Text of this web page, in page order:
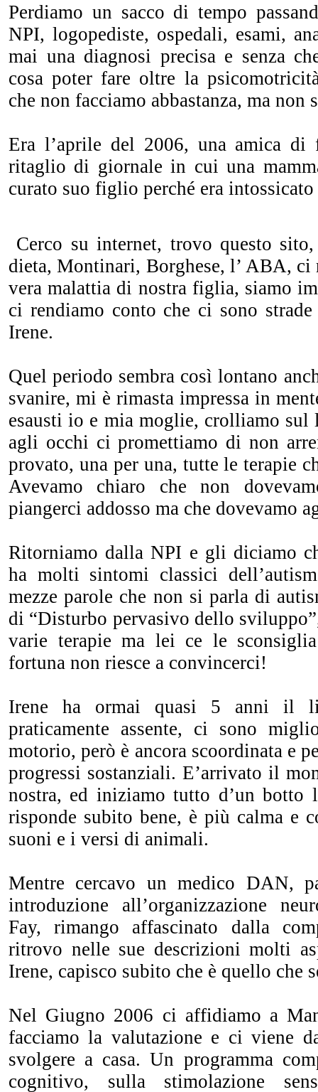
Perdiamo un sacco di tempo
NPI, logopediste, ospedali, esami,
mai una diagnosi precisa e senza
cosa poter fare oltre la
che non facciamo abbastanza, ma non
Era l’aprile del 2006, una amica
ritaglio di giornale in cui una
curato suo figlio perché era
Cerco su internet, trovo questo
dieta, Montinari, Borghese, l’ ABA, ci
vera malattia di nostra figlia, siamo
ci rendiamo conto che ci sono
Irene.
Quel periodo sembra così lontano
svanire, mi è rimasta impressa in
esausti io e mia moglie, crolliamo sul
agli occhi ci promettiamo di non
provato, una per una, tutte le terapie
Avevamo chiaro che non
piangerci addosso ma che dovevamo
Ritorniamo dalla NPI e gli diciamo
ha molti sintomi classici
mezze parole che non si parla di
di “Disturbo pervasivo dello
varie terapie ma lei ce le
fortuna non riesce a convincerci!
Irene ha ormai quasi 5 anni il
praticamente assente, ci sono
motorio, però è ancora scoordinata e
progressi sostanziali. E’arrivato il
nostra, ed iniziamo tutto d’un botto
risponde subito bene, è più calma e
suoni e i versi di animali.
Mentre cercavo un medico DAN,
introduzione all’organizzazione
Fay, rimango affascinato dalla
ritrovo nelle sue descrizioni molti
Irene, capisco subito che è quello che
Nel Giugno 2006 ci affidiamo a
facciamo la valutazione e ci viene
svolgere a casa. Un programma
cognitivo, sulla stimolazione